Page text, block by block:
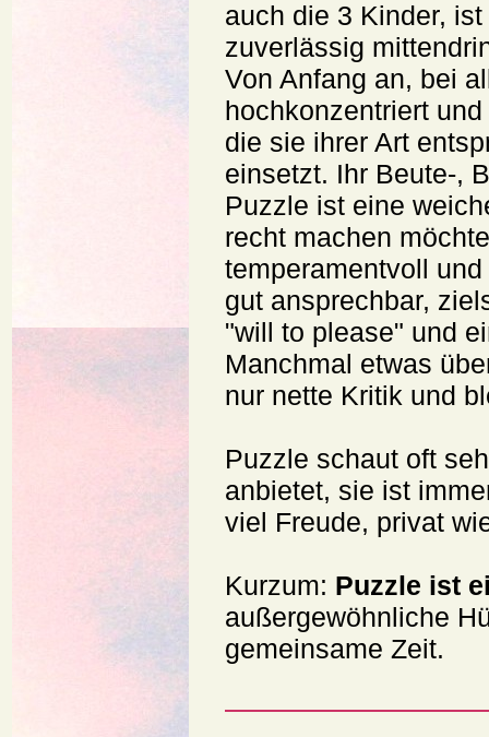
auch die 3 Kinder,
zuverlässig
Von Anfang an, bei
hochkonzentriert
die sie ihrer Art
einsetzt. Ihr Beute-,
Puzzle ist eine
recht machen
temperamentvoll
gut ansprechbar,
"will to please" und
Manchmal etwas
nur nette Kritik und
Puzzle schaut oft
anbietet, sie ist
viel Freude, privat
Kurzum: Puzzle ist
außergewöhnliche
gemeinsame Zeit.